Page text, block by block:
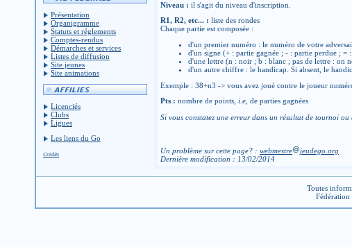
Présentation
Organigramme
Statuts et réglements
Comptes-rendus
Démarches et services
Listes de diffusion
Site jeunes
Site animations
Licenciés
Clubs
Ligues
Les liens du Go
Crédits
Niveau : il s'agit du niveau d'inscription.
R1, R2, etc... : liste des rondes
Chaque partie est composée :
d'un premier numéro : le numéro de votre
d'un signe (+ : partie gagnée ; - : partie perdue ; =
d'une lettre (n : noir ; b : blanc ; pas de lettre : on
d'un autre chiffre : le handicap. Si absent, le
Exemple : 38+n3 -> vous avez joué contre le joueur
Pts : nombre de points, i.e , de parties gagnées
Si vous constatez une erreur dans un résultat de tournoi
Un problème sur cette page? : webmestre
jeudego.org
Dernière modification : 13/02/2014
Toutes
Fédération